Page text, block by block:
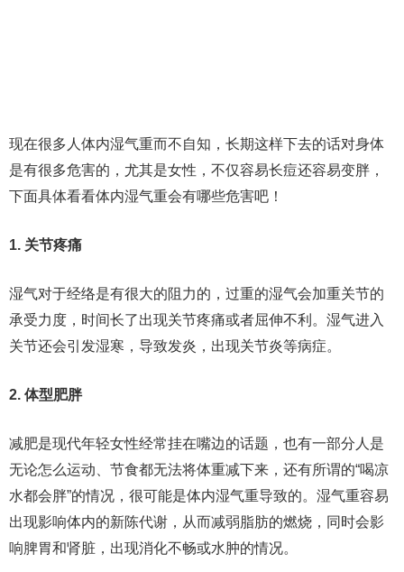
现在很多人体内湿气重而不自知，长期这样下去的话对身体
是有很多危害的，尤其是女性，不仅容易长痘还容易变胖，
下面具体看看体内湿气重会有哪些危害吧！
1. 关节疼痛
湿气对于经络是有很大的阻力的，过重的湿气会加重关节的
承受力度，时间长了出现关节疼痛或者屈伸不利。湿气进入
关节还会引发湿寒，导致发炎，出现关节炎等病症。
2. 体型肥胖
减肥是现代年轻女性经常挂在嘴边的话题，也有一部分人是
无论怎么运动、节食都无法将体重减下来，还有所谓的“喝凉
水都会胖”的情况，很可能是体内湿气重导致的。湿气重容易
出现影响体内的新陈代谢，从而减弱脂肪的燃烧，同时会影
响脾胃和肾脏，出现消化不畅或水肿的情况。